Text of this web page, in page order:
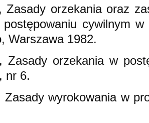
Zasady orzekania oraz
cywilnym
Warszawa 1982.
Zasady orzekania w
nr 6.
Zasady wyrokowania w